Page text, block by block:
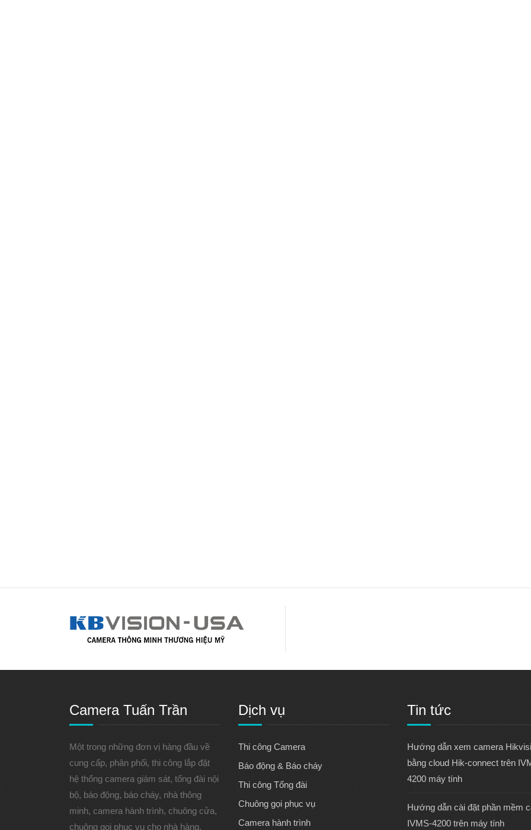
Camera Tuấn Trần
Một trong những đơn vị hàng đầu về
cung cấp, phân phối, thi công lắp đặt
hệ thống camera giám sát, tổng đài nội
bộ, báo động, báo cháy, nhà thông
minh, camera hành trình, chuông cửa,
chuông gọi phục vụ cho nhà hàng,
Dịch vụ
Thi công Camera
Báo động & Báo cháy
Thi công Tổng đài
Chuông gọi phục vụ
Camera hành trình
Tin tức
Hướng dẫn xem camera
bằng cloud Hik-connect trên
4200 máy tính
Hướng dẫn cài đặt phần mềm
IVMS-4200 trên máy tính